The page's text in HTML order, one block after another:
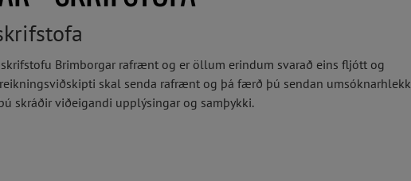
skrifstofu Brimborgar rafrænt og er öllum erindum svarað eins fljótt og
skal senda rafrænt og þá færð þú sendan umsóknarhlekk
skráðir viðeigandi upplýsingar og samþykki.